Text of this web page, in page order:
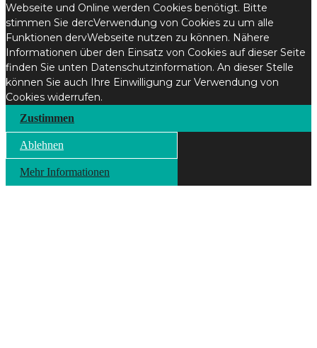
Webseite und Online werden Cookies benötigt. Bitte
stimmen Sie dercVerwendung von Cookies zu um alle
Funktionen dervWebseite nutzen zu können. Nähere
Informationen über den Einsatz von Cookies auf dieser Seite
finden Sie unten Datenschutzinformation. An dieser Stelle
können Sie auch Ihre Einwilligung zur Verwendung von
Cookies widerrufen.
Zustimmen
Ablehnen
Mehr Informationen